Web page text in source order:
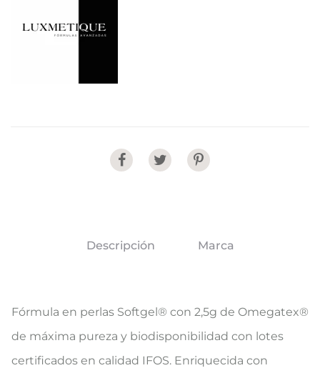
Share
Descripción Marca
Fórmula en perlas Softgel® con 2,5g de Omegatex®
de máxima pureza y biodisponibilidad con lotes
certificados en calidad IFOS. Enriquecida con